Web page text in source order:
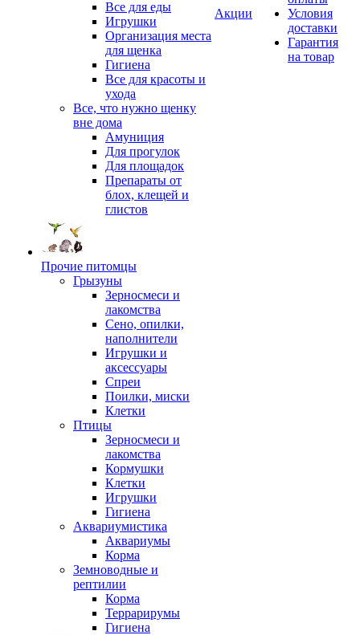
Все для еды
Игрушки
Организация места
для щенка
Гигиена
Все для красоты и
ухода
Все, что нужно щенку
вне дома
Амуниция
Для прогулок
Для площадок
Препараты от
блох, клещей и
глистов
Прочие питомцы
Грызуны
Зерносмеси и
лакомства
Сено, опилки,
наполнители
Игрушки и
аксессуары
Спреи
Поилки, миски
Клетки
Птицы
Зерносмеси и
лакомства
Кормушки
Клетки
Игрушки
Гигиена
Аквариумистика
Аквариумы
Корма
Земноводные и
рептилии
Корма
Террарирумы
Гигиена
Акции
Условия
доставки
Гарантия
на товар